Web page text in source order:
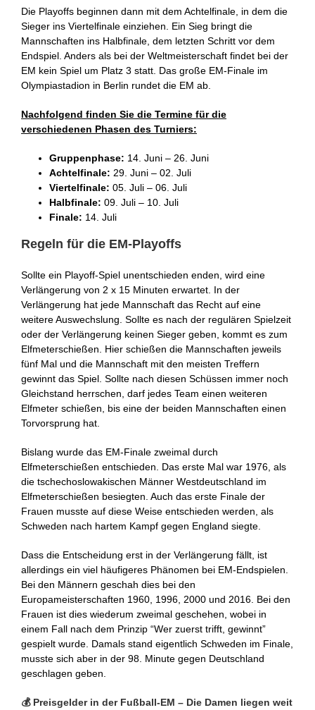
Die Playoffs beginnen dann mit dem Achtelfinale, in dem die
Sieger ins Viertelfinale einziehen. Ein Sieg bringt die
Mannschaften ins Halbfinale, dem letzten Schritt vor dem
Endspiel. Anders als bei der Weltmeisterschaft findet bei der
EM kein Spiel um Platz 3 statt. Das große EM-Finale im
Olympiastadion in Berlin rundet die EM ab.
Nachfolgend finden Sie die Termine für die
verschiedenen Phasen des Turniers:
Gruppenphase: 14. Juni – 26. Juni
Achtelfinale: 29. Juni – 02. Juli
Viertelfinale: 05. Juli – 06. Juli
Halbfinale: 09. Juli – 10. Juli
Finale: 14. Juli
Regeln für die EM-Playoffs
Sollte ein Playoff-Spiel unentschieden enden, wird eine
Verlängerung von 2 x 15 Minuten erwartet. In der
Verlängerung hat jede Mannschaft das Recht auf eine
weitere Auswechslung. Sollte es nach der regulären Spielzeit
oder der Verlängerung keinen Sieger geben, kommt es zum
Elfmeterschießen. Hier schießen die Mannschaften jeweils
fünf Mal und die Mannschaft mit den meisten Treffern
gewinnt das Spiel. Sollte nach diesen Schüssen immer noch
Gleichstand herrschen, darf jedes Team einen weiteren
Elfmeter schießen, bis eine der beiden Mannschaften einen
Torvorsprung hat.
Bislang wurde das EM-Finale zweimal durch
Elfmeterschießen entschieden. Das erste Mal war 1976, als
die tschechoslowakischen Männer Westdeutschland im
Elfmeterschießen besiegten. Auch das erste Finale der
Frauen musste auf diese Weise entschieden werden, als
Schweden nach hartem Kampf gegen England siegte.
Dass die Entscheidung erst in der Verlängerung fällt, ist
allerdings ein viel häufigeres Phänomen bei EM-Endspielen.
Bei den Männern geschah dies bei den
Europameisterschaften 1960, 1996, 2000 und 2016. Bei den
Frauen ist dies wiederum zweimal geschehen, wobei in
einem Fall nach dem Prinzip “Wer zuerst trifft, gewinnt”
gespielt wurde. Damals stand eigentlich Schweden im Finale,
musste sich aber in der 98. Minute gegen Deutschland
geschlagen geben.
💰 Preisgelder in der Fußball-EM – Die Damen liegen weit